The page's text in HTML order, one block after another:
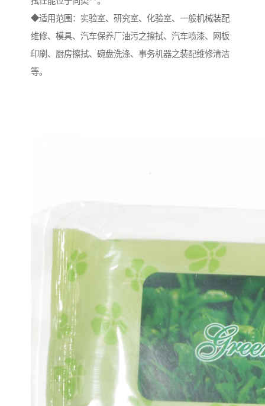
◆适用范围：实验室、研究室、化验室、一般机械装配
维修、模具、汽车保养厂油污之擦拭、汽车喷漆、网板
印刷、厨房擦拭、碗盘洗涤、事务机器之装配维修清洁
等。